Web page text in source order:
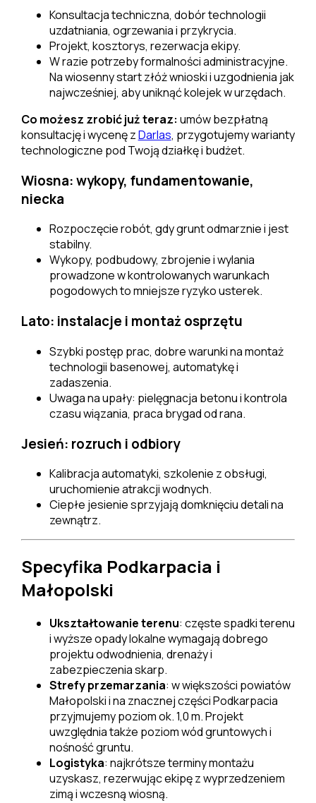
Konsultacja techniczna, dobór technologii
uzdatniania, ogrzewania i przykrycia.
Projekt, kosztorys, rezerwacja ekipy.
W razie potrzeby formalności administracyjne.
Na wiosenny start złóż wnioski i uzgodnienia jak
najwcześniej, aby uniknąć kolejek w urzędach.
Co możesz zrobić już teraz: umów bezpłatną
konsultację i wycenę zDarlas, przygotujemy warianty
technologiczne pod Twoją działkę i budżet.
Wiosna: wykopy, fundamentowanie,
niecka
Rozpoczęcie robót, gdy grunt odmarznie i jest
stabilny.
Wykopy, podbudowy, zbrojenie i wylania
prowadzone w kontrolowanych warunkach
pogodowych to mniejsze ryzyko usterek.
Lato: instalacje i montaż osprzętu
Szybki postęp prac, dobre warunki na montaż
technologii basenowej, automatykę i
zadaszenia.
Uwaga na upały: pielęgnacja betonu i kontrola
czasu wiązania, praca brygad od rana.
Jesień: rozruch i odbiory
Kalibracja automatyki, szkolenie z obsługi,
uruchomienie atrakcji wodnych.
Ciepłe jesienie sprzyjają domknięciu detali na
zewnątrz.
Specyfika Podkarpacia i
Małopolski
Ukształtowanie terenu: częste spadki terenu
i wyższe opady lokalne wymagają dobrego
projektu odwodnienia, drenaży i
zabezpieczenia skarp.
Strefy przemarzania: w większości powiatów
Małopolski i na znacznej części Podkarpacia
przyjmujemy poziom ok. 1,0 m. Projekt
uwzględnia także poziom wód gruntowych i
nośność gruntu.
Logistyka: najkrótsze terminy montażu
uzyskasz, rezerwując ekipę z wyprzedzeniem
zimą i wczesną wiosną.